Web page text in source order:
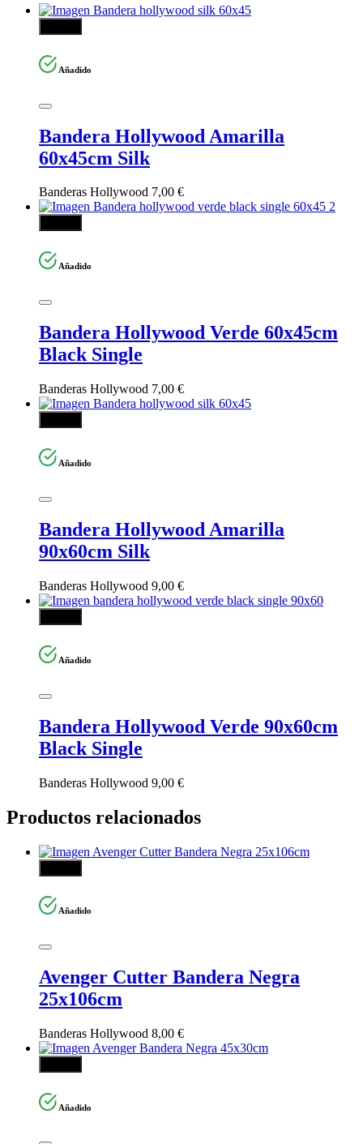
Añadido
Bandera Hollywood Amarilla
60x45cm Silk
Banderas Hollywood 7,00 €
Añadido
Bandera Hollywood Verde 60x45cm
Black Single
Banderas Hollywood 7,00 €
Añadido
Bandera Hollywood Amarilla
90x60cm Silk
Banderas Hollywood 9,00 €
Añadido
Bandera Hollywood Verde 90x60cm
Black Single
Banderas Hollywood 9,00 €
Productos relacionados
Añadido
Avenger Cutter Bandera Negra
25x106cm
Banderas Hollywood 8,00 €
Añadido